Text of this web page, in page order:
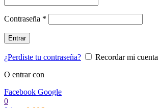
Contraseña *
Entrar
¿Perdiste tu contraseña?
Recordar mi cuenta
O entrar con
Facebook Google
0